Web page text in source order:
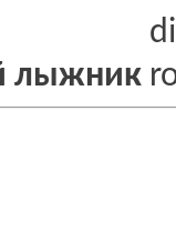
лыжник